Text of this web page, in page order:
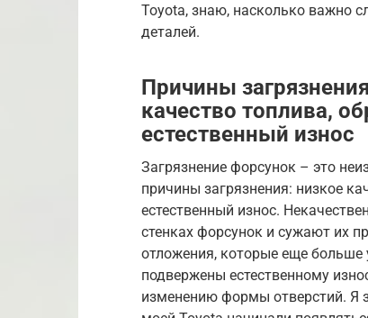
Toyota, знаю, насколько важно
деталей.
Причины
качество топлива,
естественный износ
Загрязнение форсунок – это
причины загрязнения: низкое
естественный износ.
стенках форсунок и сужают их
отложения, которые еще
подвержены естественному
изменению формы отверстий. Я